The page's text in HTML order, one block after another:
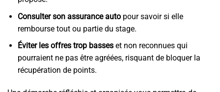
Consulter son assurance autopour savoir si elle
rembourse tout ou partie du stage.
Éviter les offres trop basseset non reconnues qui
pourraient ne pas être agréées, risquant de bloquer la
récupération de points.